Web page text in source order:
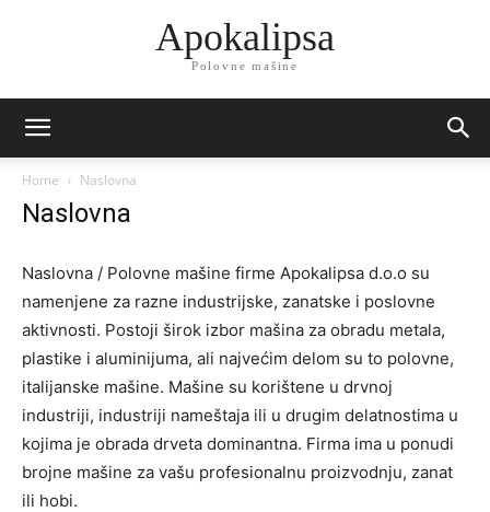
Apokalipsa
Polovne mašine
Home Naslovna
Naslovna
Naslovna / Polovne mašine firme Apokalipsa d.o.o su
namenjene za razne industrijske, zanatske i poslovne
aktivnosti. Postoji širok izbor mašina za obradu metala,
plastike i aluminijuma, ali najvećim delom su to polovne,
italijanske mašine. Mašine su korištene u drvnoj
industriji, industriji nameštaja ili u drugim delatnostima u
kojima je obrada drveta dominantna. Firma ima u ponudi
brojne mašine za vašu profesionalnu proizvodnju, zanat
ili hobi.